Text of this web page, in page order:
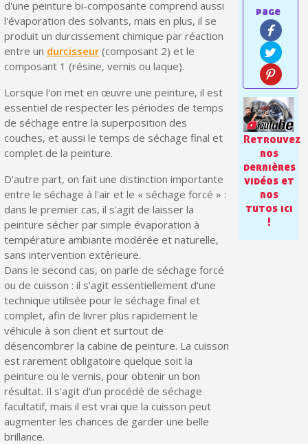
Réduction de 5€ sur la première commande
10€ de bon d'achat pour chaque parrainage
Inscription à la newsletter : 5€ de réduction
Inscription à la newsletter : 5€ de réduction
Livraison sous 24 h en France Métropolitaine
Livraison offerte en France métropolitaine pour 250€ d'achats
Paiement en 4x sans frais dès 30€ d'achats
d'une peinture bi-composante comprend aussi
l'évaporation des solvants, mais en plus, il se
produit un durcissement chimique par réaction
entre un durcisseur(composant 2) et le
composant 1 (résine, vernis ou laque).
Lorsque l'on met en œuvre une peinture, il est
essentiel de respecter les périodes de temps
de séchage entre la superposition des
couches, et aussi le temps de séchage final et
complet de la peinture.
D'autre part, on fait une distinction importante
entre le séchage à l'air et le « séchage forcé » :
dans le premier cas, il s'agit de laisser la
peinture sécher par simple évaporation à
température ambiante modérée et naturelle,
sans intervention extérieure.
Dans le second cas, on parle de séchage forcé
ou de cuisson : il s'agit essentiellement d'une
technique utilisée pour le séchage final et
complet, afin de livrer plus rapidement le
véhicule à son client et surtout de
désencombrer la cabine de peinture. La cuisson
est rarement obligatoire quelque soit la
peinture ou le vernis, pour obtenir un bon
résultat. Il s'agit d'un procédé de séchage
facultatif, mais il est vrai que la cuisson peut
augmenter les chances de garder une belle
brillance.
Retrouvez
nos
dernières
vidéos et
nos
tutos ici
!